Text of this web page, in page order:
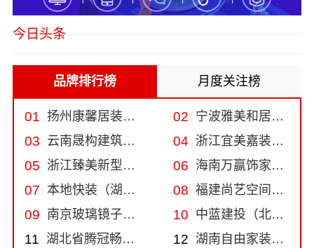
今日头条
品牌排行榜 月度关注榜
01 扬州康馨居装饰工程材料有限公司 02 宁波雅美和居建材科技有限公司
03 云南晟构建筑建材有限公司 04 浙江宜美嘉装饰工程有限公司
05 浙江臻美新型建材有限公司 06 海南万赢饰家新型建筑材料有限公司
07 本地快装（湖北）科技有限公司 08 福建尚艺空间新材料科技有限公司
09 南京玻璃镜子加工厂 10 中蓝建投（北京）建设有限公司四川第一分公司
11 湖北省腾冠畅实业贸易有限公司 12 湖南自由家装饰工程有限公司